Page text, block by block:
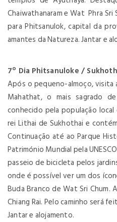
Chaiwathanaram e Wat Phra
para Phitsanulok, capital da
amantes da Natureza. Jantar e
7º Dia Phitsanuloke /
Após o pequeno-almoço, visita
Mahathat, o mais sagrado
conhecido pela população
rei Lithai de Sukhothai e
Continuação até ao Parque
Património Mundial pela
passeio de bicicleta pelos
onde é possível ver um dos
Buda Branco de Wat Sri Chum.
Chiang Rai. Pelo caminho será
Jantar e alojamento.